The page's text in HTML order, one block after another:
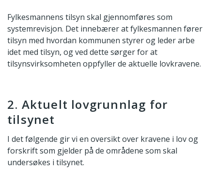
Fylkesmannens tilsyn skal gjennomføres som
systemrevisjon. Det innebærer at fylkesmannen fører
tilsyn med hvordan kommunen styrer og leder arbe
idet med tilsyn, og ved dette sørger for at
tilsynsvirksomheten oppfyller de aktuelle lovkravene.
2. Aktuelt lovgrunnlag for
tilsynet
I det følgende gir vi en oversikt over kravene i lov og
forskrift som gjelder på de områdene som skal
undersøkes i tilsynet.